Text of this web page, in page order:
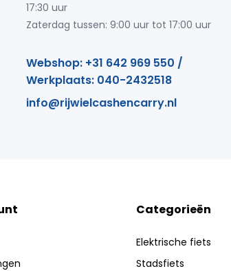
17:30 uur
Zaterdag tussen: 9:00 uur tot 17:00 uur
Webshop: +31 642 969 550 /
Werkplaats: 040-2432518
info@rijwielcashencarry.nl
Categorieën
Elektrische fiets
Stadsfiets